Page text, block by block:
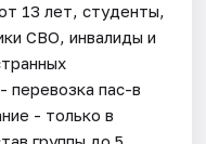
13 лет, студенты,
СВО, инвалиды и
перевозка пас-в
- только в